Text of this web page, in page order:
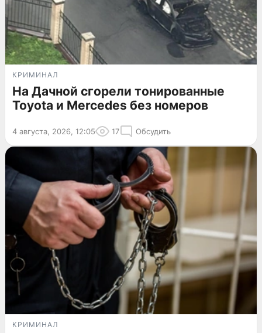
КРИМИНАЛ
На Дачной сгорели тонированные
Toyota и Mercedes без номеров
4 августа, 2026, 12:05 17 Обсудить
КРИМИНАЛ